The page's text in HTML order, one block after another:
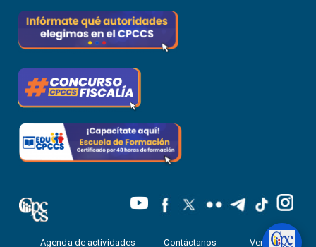
Agenda de actividades Contáctanos Ventanilla